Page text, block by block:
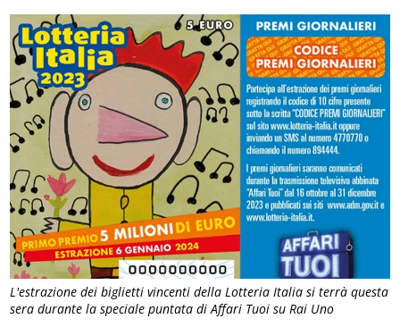
L'estrazione dei biglietti vincenti della Lotteria Italia si terrà questa
sera durante la speciale puntata di Affari Tuoi su Rai Uno